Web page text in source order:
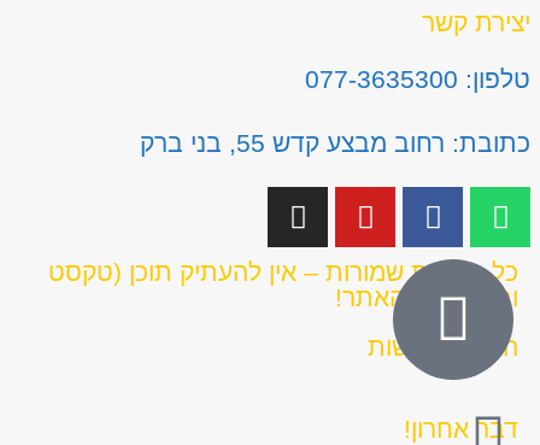
יצירת קשר
טלפון: 077-3635300
כתובת: רחוב מבצע קדש 55, בני ברק
כל הזכויות שמורות – אין להעתיק תוכן (טקסט
ותמונות) מהאתר!
הצהרת נגישות
דבר אחרון!